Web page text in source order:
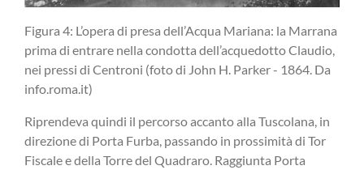
Figura 4: L’opera di presa dell’Acqua Mariana: la Marrana
prima di entrare nella condotta dell’acquedotto Claudio,
nei pressi di Centroni (foto di John H. Parker - 1864. Da
info.roma.it)
Riprendeva quindi il percorso accanto alla Tuscolana, in
direzione di Porta Furba, passando in prossimità di Tor
Fiscale e della Torre del Quadraro. Raggiunta Porta